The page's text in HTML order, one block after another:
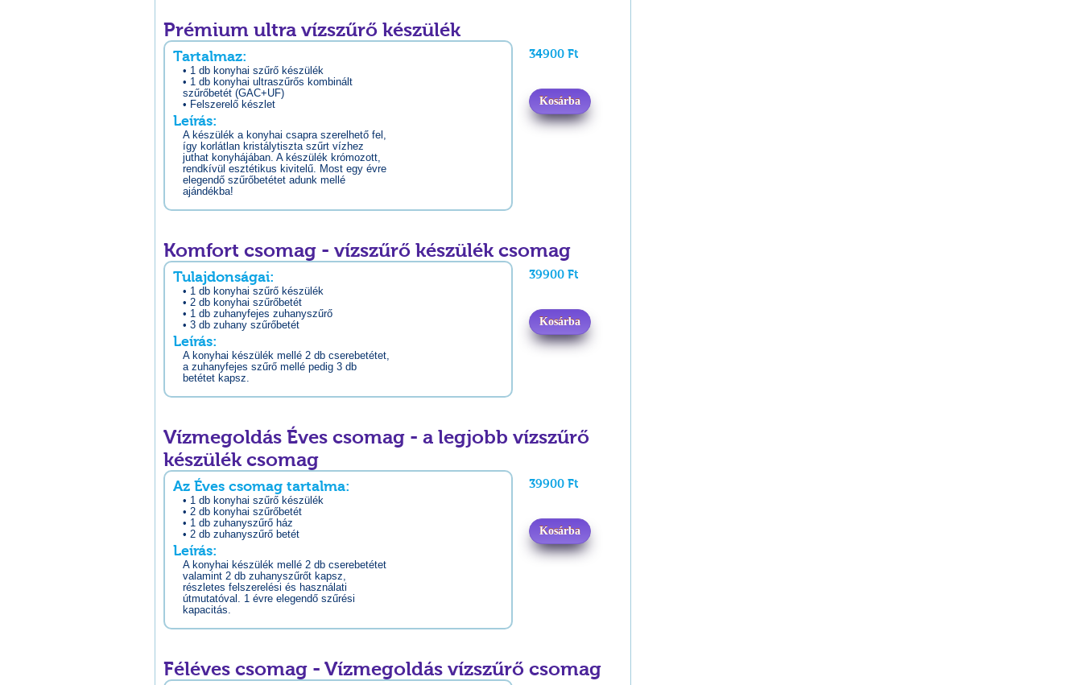
Prémium ultra vízszűrő készülék
Tartalmaz:
• 1 db konyhai szűrő készülék
• 1 db konyhai ultraszűrős kombinált
szűrőbetét (GAC+UF)
• Felszerelő készlet
Leírás:
A készülék a konyhai csapra szerelhető fel,
így korlátlan kristálytiszta szűrt vízhez
juthat konyhájában. A készülék krómozott,
rendkívül esztétikus kivitelű. Most egy évre
elegendő szűrőbetétet adunk mellé
ajándékba!
34900 Ft
Kosárba
Komfort csomag - vízszűrő készülék csomag
Tulajdonságai:
• 1 db konyhai szűrő készülék
• 2 db konyhai szűrőbetét
• 1 db zuhanyfejes zuhanyszűrő
• 3 db zuhany szűrőbetét
Leírás:
A konyhai készülék mellé 2 db cserebetétet,
a zuhanyfejes szűrő mellé pedig 3 db
betétet kapsz.
39900 Ft
Kosárba
Vízmegoldás Éves csomag - a legjobb vízszűrő
készülék csomag
Az Éves csomag tartalma:
• 1 db konyhai szűrő készülék
• 2 db konyhai szűrőbetét
• 1 db zuhanyszűrő ház
• 2 db zuhanyszűrő betét
Leírás:
A konyhai készülék mellé 2 db cserebetétet
valamint 2 db zuhanyszűrőt kapsz,
részletes felszerelési és használati
útmutatóval. 1 évre elegendő szűrési
kapacitás.
39900 Ft
Kosárba
Féléves csomag - Vízmegoldás vízszűrő csomag